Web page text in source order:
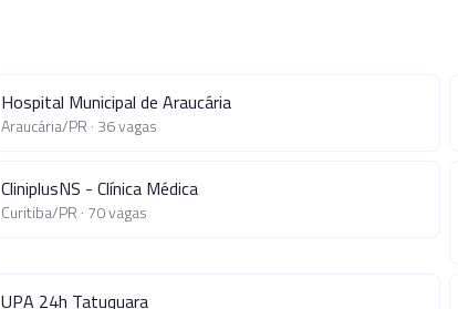
Hospital Municipal de Araucária
Araucária/PR · 36vagas
CliniplusNS - Clínica Médica
Curitiba/PR · 70vagas
UPA 24h Tatuquara